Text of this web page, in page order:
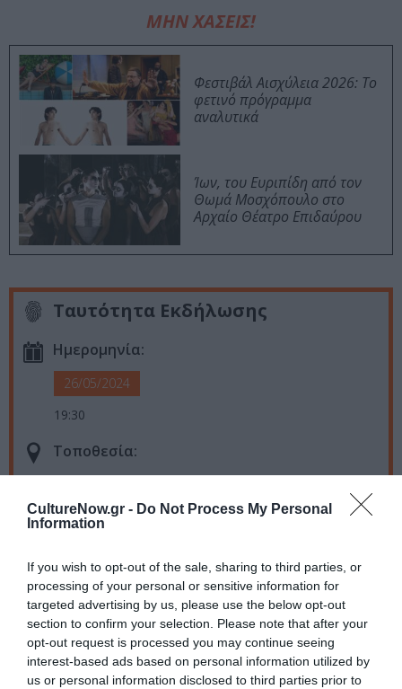
CultureNow.gr - Do Not Process My Personal
Information
If you wish to opt-out of the sale, sharing to third parties, or
processing of your personal or sensitive information for
targeted advertising by us, please use the below opt-out
section to confirm your selection. Please note that after your
opt-out request is processed you may continue seeing
interest-based ads based on personal information utilized by
us or personal information disclosed to third parties prior to
ΜΗΝ ΧΑΣΕΙΣ!
Φεστιβάλ Αισχύλεια 2026: Το
φετινό πρόγραμμα
αναλυτικά
Ίων, του Ευριπίδη από τον
Θωμά Μοσχόπουλο στο
Αρχαίο Θέατρο Επιδαύρου
Ταυτότητα Εκδήλωσης
Ημερομηνία:
26/05/2024
19:30
Τοποθεσία:
106, Αθήνα
Eισιτήρια:
7,50 €
Πληροφορίες / Κρατήσεις:
Τηλ: 210 923 0081 | mikrokosmoscinema.gr